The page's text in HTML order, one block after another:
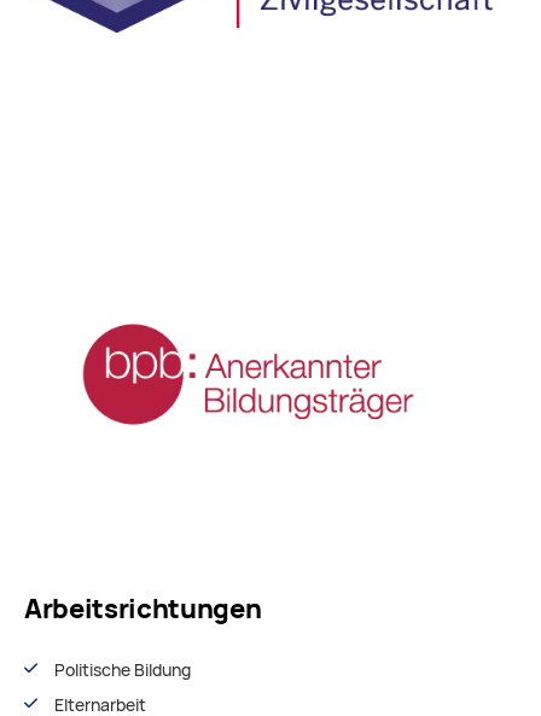
Arbeitsrichtungen
Politische Bildung
Elternarbeit